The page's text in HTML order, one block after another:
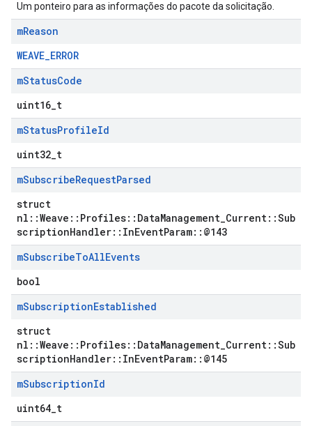
Um ponteiro para as informações do pacote da solicitação.
mReason
WEAVE_ERROR
mStatusCode
uint16_t
mStatusProfileId
uint32_t
mSubscribeRequestParsed
struct
nl::Weave::Profiles::DataManagement_Current::Sub
scriptionHandler::InEventParam::@143
mSubscribeToAllEvents
bool
mSubscriptionEstablished
struct
nl::Weave::Profiles::DataManagement_Current::Sub
scriptionHandler::InEventParam::@145
mSubscriptionId
uint64_t